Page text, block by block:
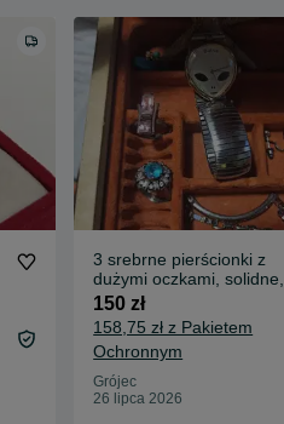
3 srebrne pierścionki z
dużymi oczkami, solidne,
ciężkie.
150 zł
158,75 zł z Pakietem
Ochronnym
Grójec
26 lipca 2026